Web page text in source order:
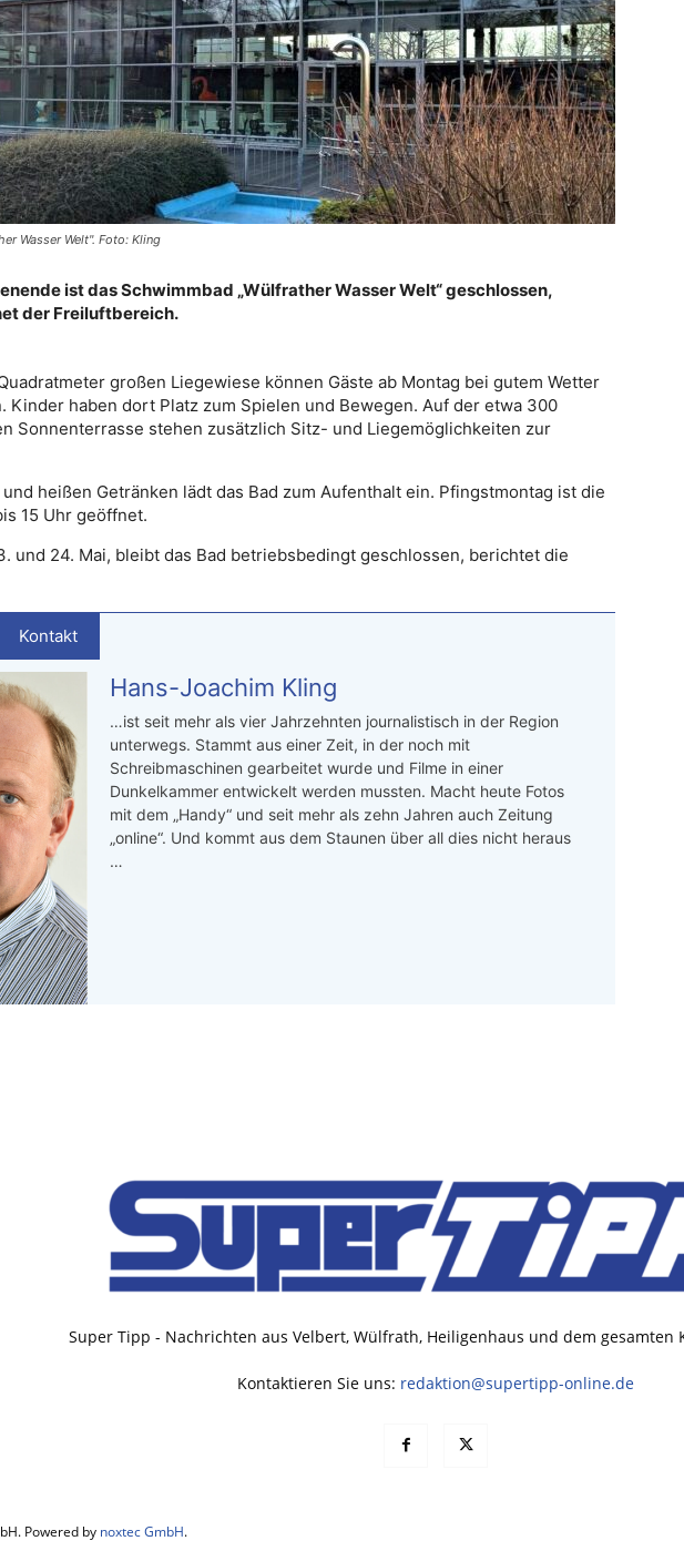
Wasser Welt". Foto: Kling
ist das Schwimmbad „Wülfrather Wasser Welt“ geschlossen,
der Freiluftbereich.
großen Liegewiese können Gäste ab Montag bei gutem Wetter
Kinder haben dort Platz zum Spielen und Bewegen. Auf der etwa 300
Sonnenterrasse stehen zusätzlich Sitz- und Liegemöglichkeiten zur
heißen Getränken lädt das Bad zum Aufenthalt ein. Pfingstmontag ist die
15 Uhr geöffnet.
und 24. Mai, bleibt das Bad betriebsbedingt geschlossen, berichtet die
Kontakt
Hans-Joachim Kling
…ist seit mehr als vier Jahrzehnten journalistisch in der Region
unterwegs. Stammt aus einer Zeit, in der noch mit
Schreibmaschinen gearbeitet wurde und Filme in einer
Dunkelkammer entwickelt werden mussten. Macht heute Fotos
mit dem „Handy“ und seit mehr als zehn Jahren auch Zeitung
„online“. Und kommt aus dem Staunen über all dies nicht heraus
…
Super Tipp - Nachrichten aus Velbert, Wülfrath, Heiligenhaus und dem gesamten
Kontaktieren Sie uns: redaktion@supertipp-online.de
Powered by noxtec GmbH.